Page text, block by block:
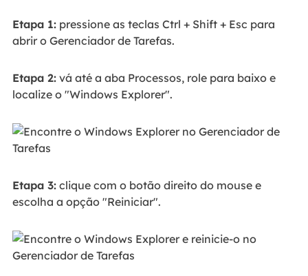
Etapa 1:pressione as teclas Ctrl + Shift + Esc para
abrir o Gerenciador de Tarefas.
Etapa 2:vá até a aba Processos, role para baixo e
localize o "Windows Explorer".
Etapa 3:clique com o botão direito do mouse e
escolha a opção "Reiniciar".